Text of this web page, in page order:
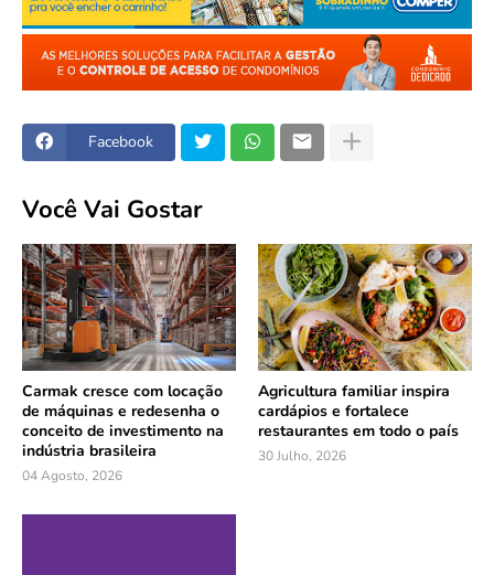
Facebook
Você Vai Gostar
Carmak cresce com locação
de máquinas e redesenha o
conceito de investimento na
indústria brasileira
04 Agosto, 2026
Agricultura familiar inspira
cardápios e fortalece
restaurantes em todo o país
30 Julho, 2026